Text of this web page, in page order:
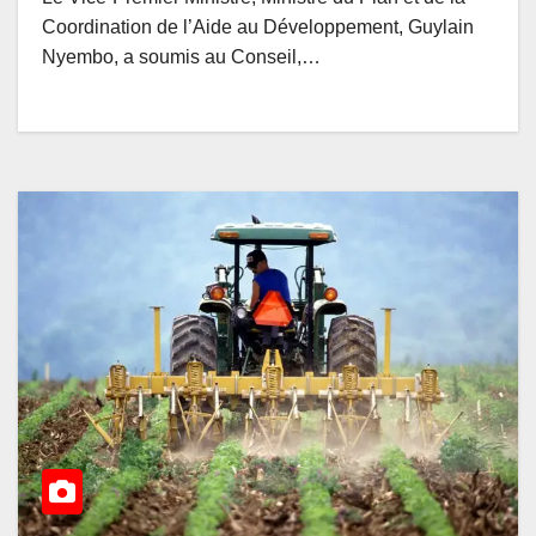
Coordination de l’Aide au Développement, Guylain
Nyembo, a soumis au Conseil,…